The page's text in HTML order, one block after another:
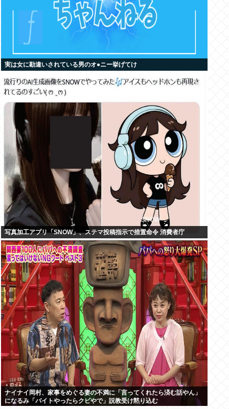
実は女に勘違いされている男のオ●ニー挙げてけ
写真加工アプリ「SNOW」、ステマ投稿指示で措置命令 消費者庁
ナイナイ岡村、家事をめぐる妻の不満に「言ってくれたら済む話やん」
になるみ「バイトやったらクビやで」説教受け黙り込む